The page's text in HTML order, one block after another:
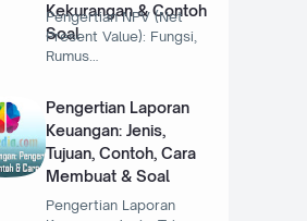
Kekurangan & Contoh
Soal
Pengertian NPV (Net
Present Value): Fungsi,
Rumus…
Pengertian Laporan
Keuangan: Jenis,
Tujuan, Contoh, Cara
Membuat & Soal
Pengertian Laporan